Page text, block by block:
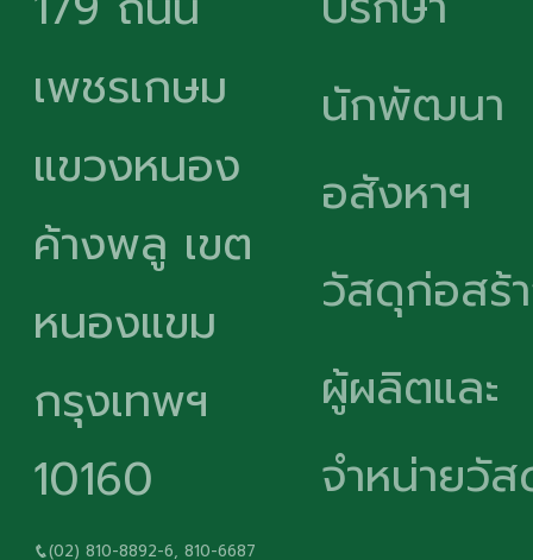
เพชรเกษม
แขวงหนอง
ค้างพลู เขต
หนองแขม
กรุงเทพฯ
10160
(02) 810-8892-6, 810-6687
นักพัฒนา
อสังหาฯ
วัสดุก่อสร้
ผู้ผลิตและ
จำหน่ายวั